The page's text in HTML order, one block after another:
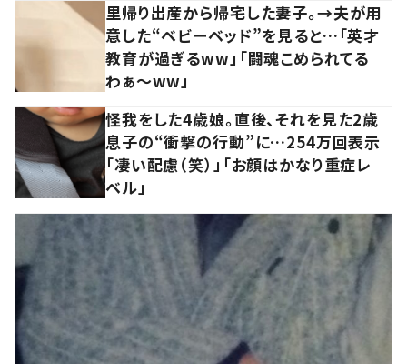
里帰り出産から帰宅した妻子。→夫が用
意した“ベビーベッド”を見ると…「英才
教育が過ぎるww」「闘魂こめられてる
わぁ～ww」
怪我をした4歳娘。直後、それを見た2歳
息子の“衝撃の行動”に…254万回表示
「凄い配慮（笑）」「お顔はかなり重症レ
ベル」